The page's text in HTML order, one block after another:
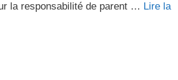
la responsabilité de parent … Lire la